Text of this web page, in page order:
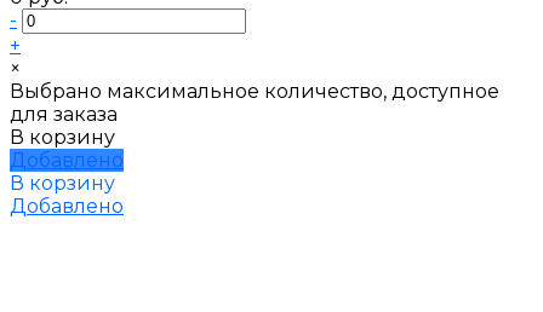
-
+
×
Выбрано максимальное количество, доступное
для заказа
В корзину
Добавлено
В корзину
Добавлено